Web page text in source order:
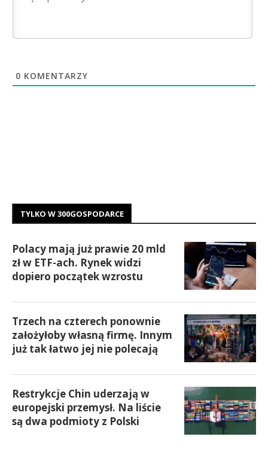
0 KOMENTARZY
TYLKO W 300GOSPODARCE
Polacy mają już prawie 20 mld
zł w ETF-ach. Rynek widzi
dopiero początek wzrostu
Trzech na czterech ponownie
założyłoby własną firmę. Innym
już tak łatwo jej nie polecają
Restrykcje Chin uderzają w
europejski przemysł. Na liście
są dwa podmioty z Polski